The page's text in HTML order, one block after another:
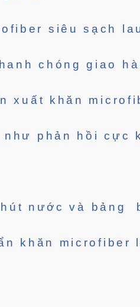
siêu sạch
chóng giao
xuất khăn
phản hồi cực
nước và bảng
khăn microfiber